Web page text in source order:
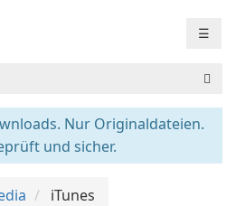
☰
Nur Originaldateien.
und sicher.
iTunes